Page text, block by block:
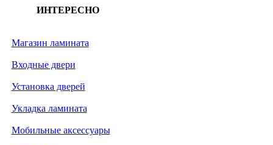
ИНТЕРЕСНО
Магазин ламината
Входные двери
Установка дверей
Укладка ламината
Мобильные аксессуары